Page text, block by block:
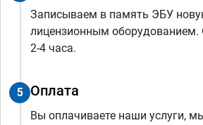
Записываем в память ЭБУ
лицензионным
2-4 часа.
5 Оплата
Вы оплачиваете наши услуги,